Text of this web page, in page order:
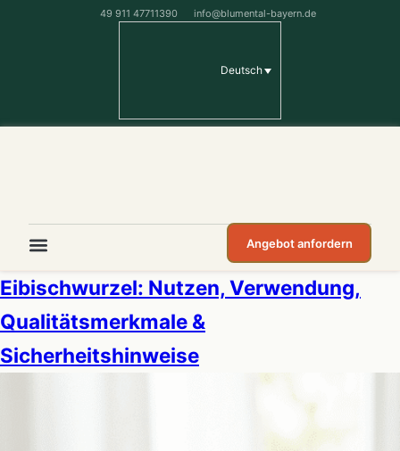
49 911 47711390 info@blumental-bayern.de
Deutsch
Angebot anfordern
Eibischwurzel: Nutzen, Verwendung,
Qualitätsmerkmale &
Sicherheitshinweise